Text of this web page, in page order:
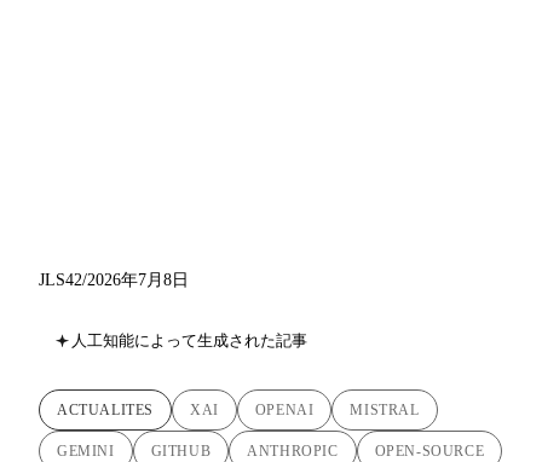
JLS42/2026年7月8日
人工知能によって生成された記事
ACTUALITES XAI OPENAI MISTRAL
GEMINI GITHUB ANTHROPIC OPEN-SOURCE